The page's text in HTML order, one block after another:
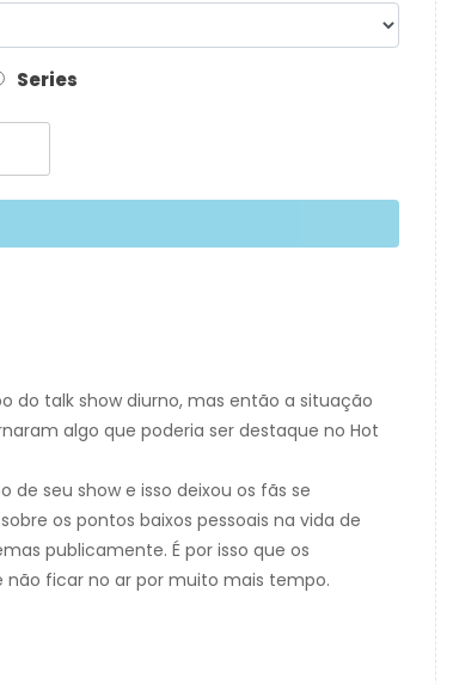
Series
do talk show diurno, mas então a situação
algo que poderia ser destaque no Hot
seu show e isso deixou os fãs se
os pontos baixos pessoais na vida de
publicamente. É por isso que os
ficar no ar por muito mais tempo.